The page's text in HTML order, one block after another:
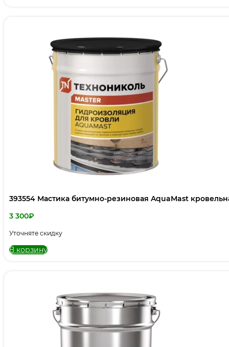
393554 Мастика битумно-резиновая AquaMast
3 300₽
Уточняте скидку
В корзину